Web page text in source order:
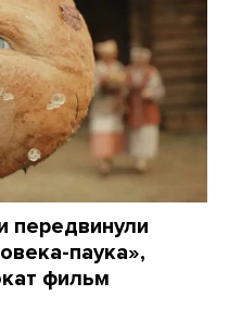
передвинули
паука»,
фильм